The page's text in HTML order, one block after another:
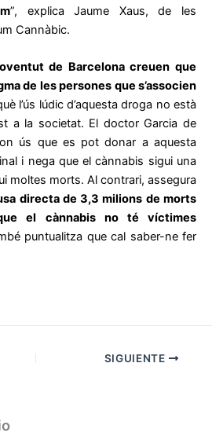
”, explica Jaume Xaus, de les
Cannàbic.
de Barcelona creuen que
de les persones que s’associen
l’ús lúdic d’aquesta droga no està
a la societat. El doctor Garcia de
ús que es pot donar a aquesta
i nega que el cànnabis sigui una
moltes morts. Al contrari, assegura
directa de 3,3 milions de morts
el cànnabis no té víctimes
puntualitza que cal saber-ne fer
SIGUIENTE